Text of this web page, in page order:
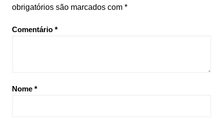
obrigatórios são marcados com *
Comentário *
Nome *